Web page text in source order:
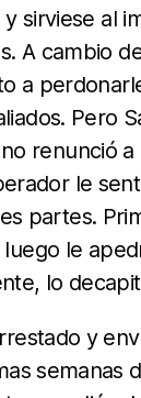
y sirviese al
A cambio
a
Pero
renunció a
le
partes.
luego le
lo
y
semanas